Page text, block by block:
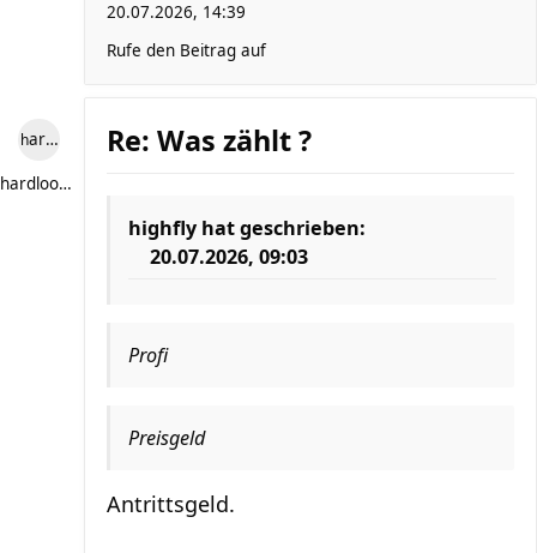
20.07.2026, 14:39
Rufe den Beitrag auf
hardlooper
hardlooper
Re: Was zählt ?
highfly hat geschrieben:
20.07.2026, 09:03
Profi
Preisgeld
Antrittsgeld.